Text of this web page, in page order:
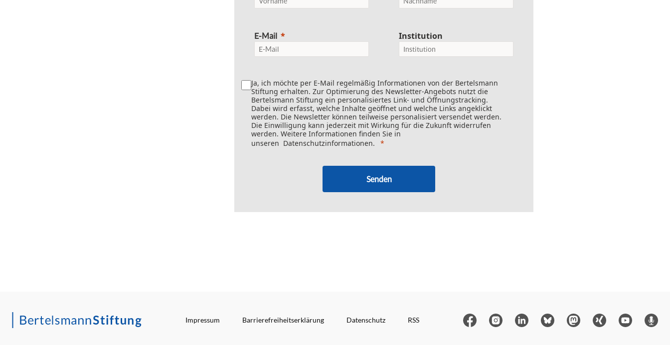
E-Mail Institution
Ja, ich möchte per E-Mail regelmäßig Informationen von der Bertelsmann
Stiftung erhalten. Zur Optimierung des Newsletter-Angebots nutzt die
Bertelsmann Stiftung ein personalisiertes Link- und Öffnungstracking.
Dabei wird erfasst, welche Inhalte geöffnet und welche Links angeklickt
werden. Die Newsletter können teilweise personalisiert versendet werden.
Die Einwilligung kann jederzeit mit Wirkung für die Zukunft widerrufen
werden. Weitere Informationen finden Sie in
unseren Datenschutzinformationen.
Senden
Impressum Barrierefreiheitserklärung Datenschutz RSS